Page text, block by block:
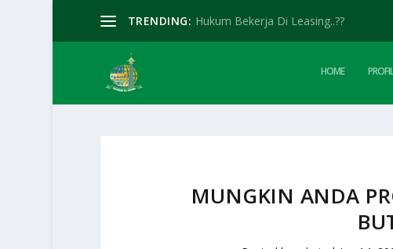
TRENDING: Hukum Bekerja Di Leasing..??
HOME
MUNGKIN ANDA